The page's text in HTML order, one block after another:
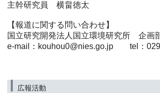
主幹研究員 横畠徳太
【報道に関する問い合わせ】
国立研究開発法人国立環境研究所 企画
e-mail：kouhou0@nies.go.jp tel：
広報活動